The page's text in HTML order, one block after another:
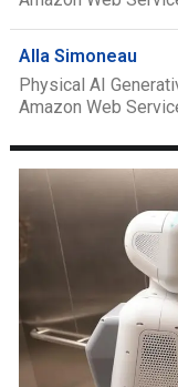
Alla Simoneau
Physical AI
Amazon Web